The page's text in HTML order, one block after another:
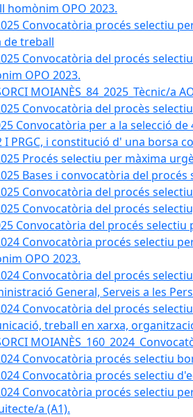
homònim OPO 2023.
Convocatòria procés selectiu
de treball
Convocatòria del procés
OPO 2023.
MOIANÈS_84_2025_Tècnic/
Convocatòria del procès
Convocatòria per a la selecció
I PRGC, i constitució d' una borsa
Procés selectiu per màxima
Bases i convocatòria del
Convocatòria del procés
Convocatòria del procés
Convocatòria del procés
Convocatòria procés selectiu
OPO 2023.
Convocatòria del procés
General, Serveis a les
Convocatòria del procés
treball en xarxa,
Convocatòria procés selectiu
Convocatòria procés selectiu
Convocatòria procés selectiu
a (A1).